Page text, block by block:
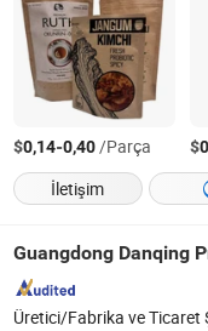
$0,14-0,40/Parça $
İletişim
Guangdong Danqing
Üretici/Fabrika ve Ticaret